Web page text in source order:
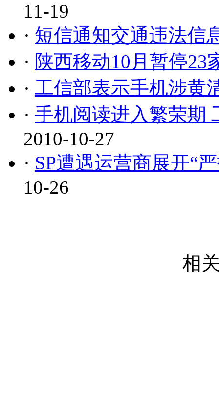
11-19
· 短信通知交通违法信
· 陕西移动10月暂停23
· 工信部表示手机涉黄
· 手机阅读进入繁荣期
2010-10-27
· SP遭遇运营商展开“
10-26
相